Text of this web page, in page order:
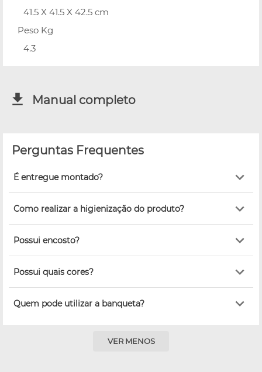
41.5 X 41.5 X 42.5 cm
Peso Kg
4.3
Manual completo
Perguntas Frequentes
É entregue montado?
Como realizar a higienização do produto?
Possui encosto?
Possui quais cores?
Quem pode utilizar a banqueta?
VER MENOS